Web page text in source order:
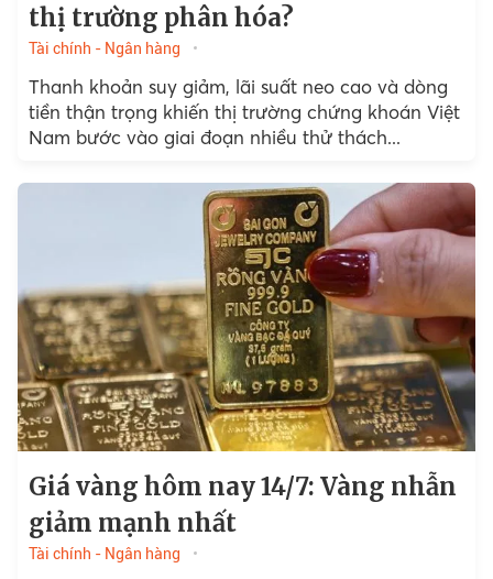
thị trường phân hóa?
Tài chính - Ngân hàng
Thanh khoản suy giảm, lãi suất neo cao và dòng
tiền thận trọng khiến thị trường chứng khoán Việt
Nam bước vào giai đoạn nhiều thử thách...
Giá vàng hôm nay 14/7: Vàng nhẫn
giảm mạnh nhất
Tài chính - Ngân hàng